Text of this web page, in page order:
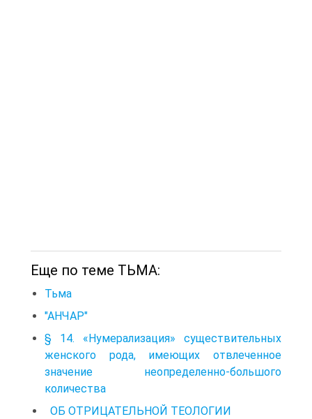
Еще по теме ТЬМА:
Тьма
"АНЧАР"
§ 14. «Нумерализация» существительных
женского рода, имеющих отвлеченное
значение неопределенно-большого
количества
ОБ ОТРИЦАТЕЛЬНОЙ ТЕОЛОГИИ